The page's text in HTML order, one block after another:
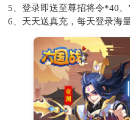
5、登录即送至尊招将令*40
6、天天送真充，每天登录海